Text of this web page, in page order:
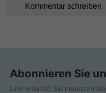
Kommentar schreiben
Abonnieren Sie
Und erhalten Sie neuesten